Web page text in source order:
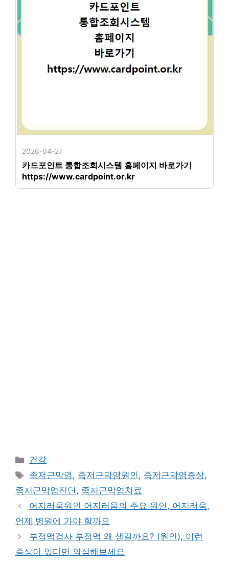
2026-04-27
카드포인트 통합조회시스템 홈페이지 바로가기
https://www.cardpoint.or.kr
카
테
리
건강
태
그
족저근막염, 족저근막염원인, 족저근막염증상,
족저근막염진단, 족저근막염치료
어지러움원인 어지러움의 주요 원인, 어지러움,
언제 병원에 가야 할까요
부정맥검사 부정맥 왜 생길까요? (원인), 이런
증상이 있다면 의심해보세요